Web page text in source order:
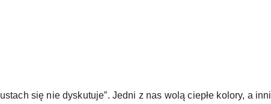
się nie dyskutuje”. Jedni z nas wolą ciepłe kolory, a inni